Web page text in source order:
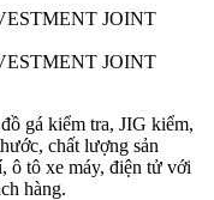
gá kiểm tra, JIG kiểm,
chất lượng sản
ô tô xe máy, điện tử với
hàng.